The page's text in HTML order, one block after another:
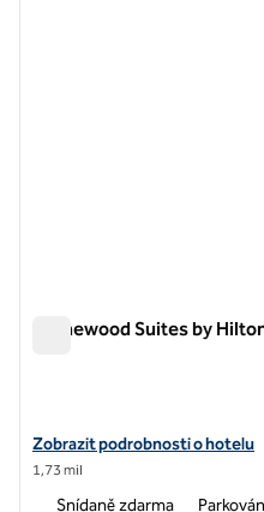
Homewood Suites by
Zobrazit podrobnosti o hotelu
Zobrazit podrobnosti o hotelu
1,73 mil
Snídaně zdarma